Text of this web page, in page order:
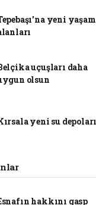
yeni yaşam
uçuşları daha
olsun
yeni su depoları
hakkını gasp